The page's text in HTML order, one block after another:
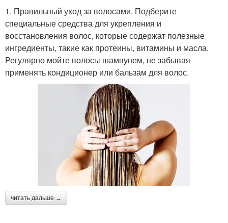
1. Правильный уход за волосами. Подберите
специальные средства для укрепления и
восстановления волос, которые содержат полезные
ингредиенты, такие как протеины, витамины и масла.
Регулярно мойте волосы шампунем, не забывая
применять кондиционер или бальзам для волос.
читать дальше →